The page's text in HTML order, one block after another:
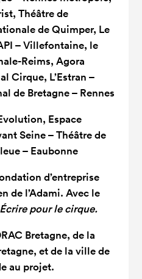
Théâtre de
de Quimper, Le
– Villefontaine, le
Reims, Agora
Cirque, L’Estran –
de Bretagne – Rennes
Espace
Seine – Théâtre de
– Eaubonne
d’entreprise
de l’Adami. Avec le
Écrire pour le cirque.
Bretagne, de la
et de la ville de
au projet.